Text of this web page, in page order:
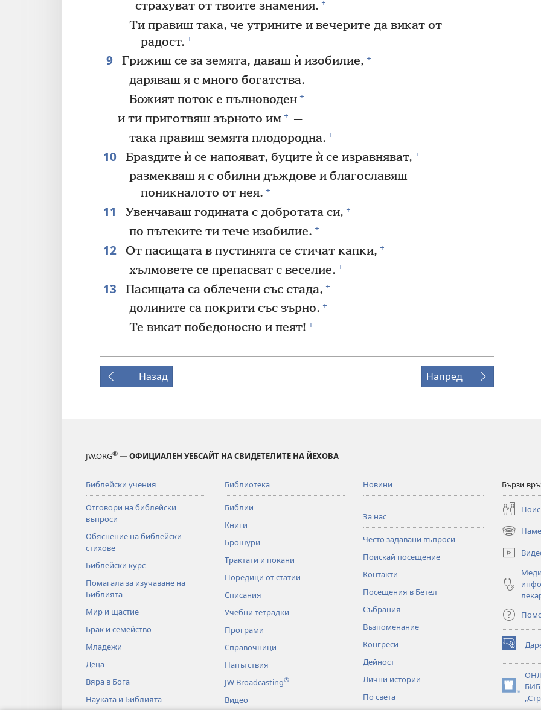
страхуват от твоите знамения. +
Ти правиш така, че утрините и вечерите да викат от
радост. +
9 Грижиш се за земята, даваш ѝ изобилие, +
даряваш я с много богатства.
Божият поток е пълноводен +
и ти приготвяш зърното им + —
така правиш земята плодородна. +
10 Браздите ѝ се напояват, буците ѝ се изравняват, +
размекваш я с обилни дъждове и благославяш
поникналото от нея. +
11 Увенчаваш годината с добротата си, +
по пътеките ти тече изобилие. +
12 От пасищата в пустинята се стичат капки, +
хълмовете се препасват с веселие. +
13 Пасищата са облечени със стада, +
долините са покрити със зърно. +
Те викат победоносно и пеят! +
Назад Напред
JW.ORG® — ОФИЦИАЛЕН УЕБСАЙТ НА СВИДЕТЕЛИТЕ НА ЙЕХОВА
Библейски учения
Отговори на библейски
въпроси
Обяснение на библейски
стихове
Библейски курс
Помагала за изучаване на
Библията
Мир и щастие
Брак и семейство
Младежи
Деца
Вяра в Бога
Науката и Библията
Библиотека
Библии
Книги
Брошури
Трактати и покани
Поредици от статии
Списания
Учебни тетрадки
Програми
Справочници
Напътствия
JW Broadcasting®
Видео
Новини
За нас
Често задавани въпроси
Поискай посещение
Контакти
Посещения в Бетел
Събрания
Възпоменание
Конгреси
Дейност
Лични истории
По света
Бързи
(отваря
нов
прозорец)
(отваря
нов
прозорец)
(отваря